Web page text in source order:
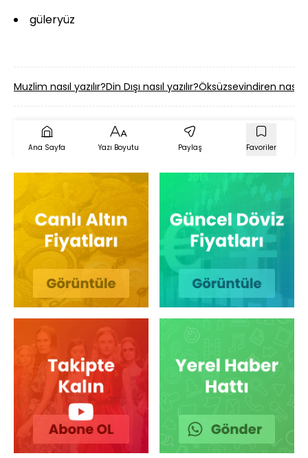
güleryüz
Muzlim nasıl yazılır?Din Dışı nasıl yazılır?Öksüzsevindiren nasıl
Ana Sayfa Yazı Boyutu Paylaş Favoriler